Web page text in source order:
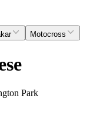
Motocross
Park